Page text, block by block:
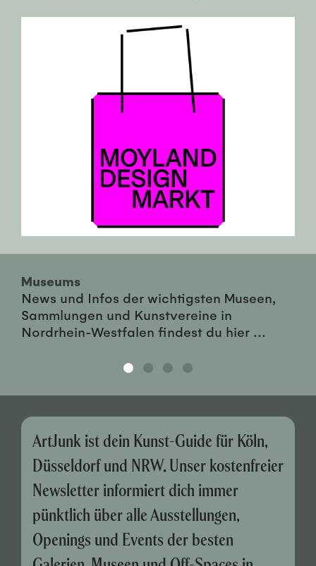
Museums
News und Infos der wichtigsten Museen,
Sammlungen und Kunstvereine in
Nordrhein-Westfalen findest du hier ...
ArtJunk ist dein Kunst-Guide für Köln,
Düsseldorf und NRW. Unser kostenfreier
Newsletter informiert dich immer
pünktlich über alle Ausstellungen,
Openings und Events der besten